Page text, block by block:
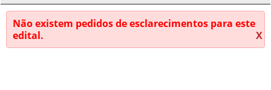
Não existem pedidos de esclarecimentos para este
edital.
X